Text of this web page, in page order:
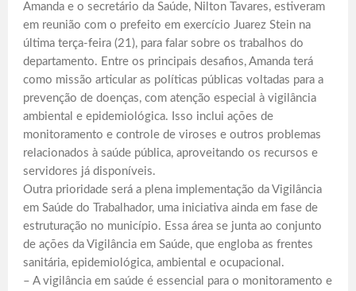
Amanda e o secretário da Saúde, Nilton Tavares, estiveram
em reunião com o prefeito em exercício Juarez Stein na
última terça-feira (21), para falar sobre os trabalhos do
departamento. Entre os principais desafios, Amanda terá
como missão articular as políticas públicas voltadas para a
prevenção de doenças, com atenção especial à vigilância
ambiental e epidemiológica. Isso inclui ações de
monitoramento e controle de viroses e outros problemas
relacionados à saúde pública, aproveitando os recursos e
servidores já disponíveis.
Outra prioridade será a plena implementação da Vigilância
em Saúde do Trabalhador, uma iniciativa ainda em fase de
estruturação no município. Essa área se junta ao conjunto
de ações da Vigilância em Saúde, que engloba as frentes
sanitária, epidemiológica, ambiental e ocupacional.
– A vigilância em saúde é essencial para o monitoramento e